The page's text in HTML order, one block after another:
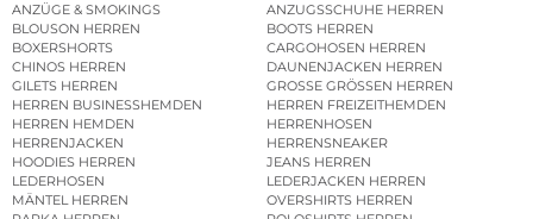
ANZÜGE & SMOKINGS
ANZUGSSCHUHE HERREN
BLOUSON HERREN
BOOTS HERREN
BOXERSHORTS
CARGOHOSEN HERREN
CHINOS HERREN
DAUNENJACKEN HERREN
GILETS HERREN
GROSSE GRÖSSEN HERREN
HERREN BUSINESSHEMDEN
HERREN FREIZEITHEMDEN
HERREN HEMDEN
HERRENHOSEN
HERRENJACKEN
HERRENSNEAKER
HOODIES HERREN
JEANS HERREN
LEDERHOSEN
LEDERJACKEN HERREN
MÄNTEL HERREN
OVERSHIRTS HERREN